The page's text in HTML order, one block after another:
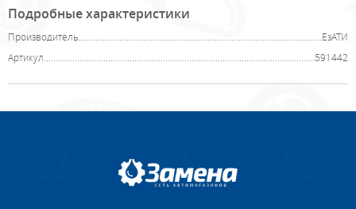
Подробные характеристики
Производитель
ЕзАТИ
Артикул
591442